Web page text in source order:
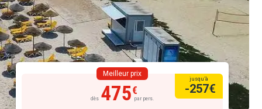
Meilleur prix
dès 475 par pers.
jusqu’à
-257€